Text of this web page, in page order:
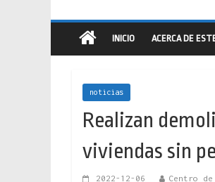
INICIO ACERCA DE
noticias
Realizan
viviendas sin
2022-12-06 Centro